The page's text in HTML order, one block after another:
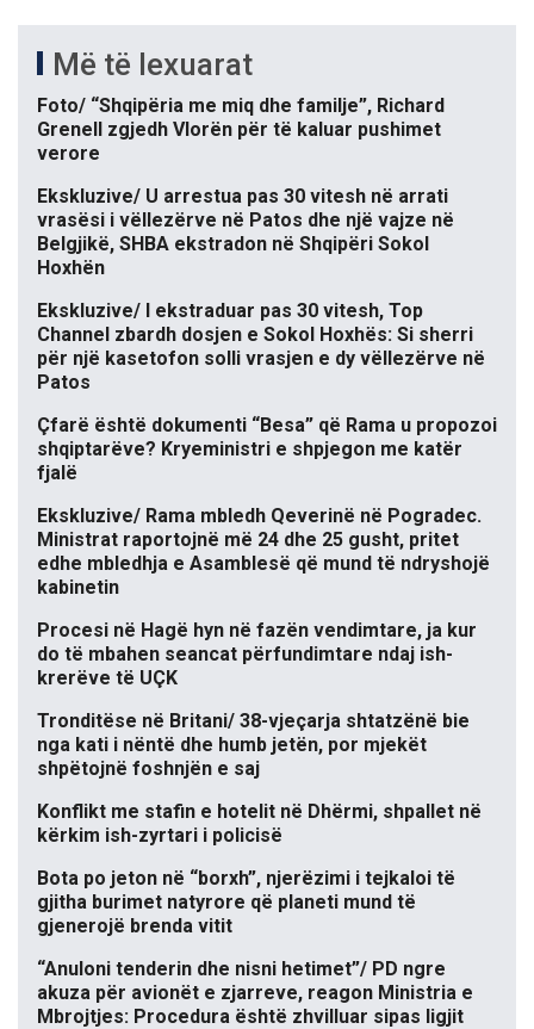
Më të lexuarat
Foto/ “Shqipëria me miq dhe familje”, Richard
Grenell zgjedh Vlorën për të kaluar pushimet
verore
Ekskluzive/ U arrestua pas 30 vitesh në arrati
vrasësi i vëllezërve në Patos dhe një vajze në
Belgjikë, SHBA ekstradon në Shqipëri Sokol
Hoxhën
Ekskluzive/ I ekstraduar pas 30 vitesh, Top
Channel zbardh dosjen e Sokol Hoxhës: Si sherri
për një kasetofon solli vrasjen e dy vëllezërve në
Patos
Çfarë është dokumenti “Besa” që Rama u propozoi
shqiptarëve? Kryeministri e shpjegon me katër
fjalë
Ekskluzive/ Rama mbledh Qeverinë në Pogradec.
Ministrat raportojnë më 24 dhe 25 gusht, pritet
edhe mbledhja e Asamblesë që mund të ndryshojë
kabinetin
Procesi në Hagë hyn në fazën vendimtare, ja kur
do të mbahen seancat përfundimtare ndaj ish-
krerëve të UÇK
Tronditëse në Britani/ 38-vjeçarja shtatzënë bie
nga kati i nëntë dhe humb jetën, por mjekët
shpëtojnë foshnjën e saj
Konflikt me stafin e hotelit në Dhërmi, shpallet në
kërkim ish-zyrtari i policisë
Bota po jeton në “borxh”, njerëzimi i tejkaloi të
gjitha burimet natyrore që planeti mund të
gjenerojë brenda vitit
“Anuloni tenderin dhe nisni hetimet”/ PD ngre
akuza për avionët e zjarreve, reagon Ministria e
Mbrojtjes: Procedura është zhvilluar sipas ligjit